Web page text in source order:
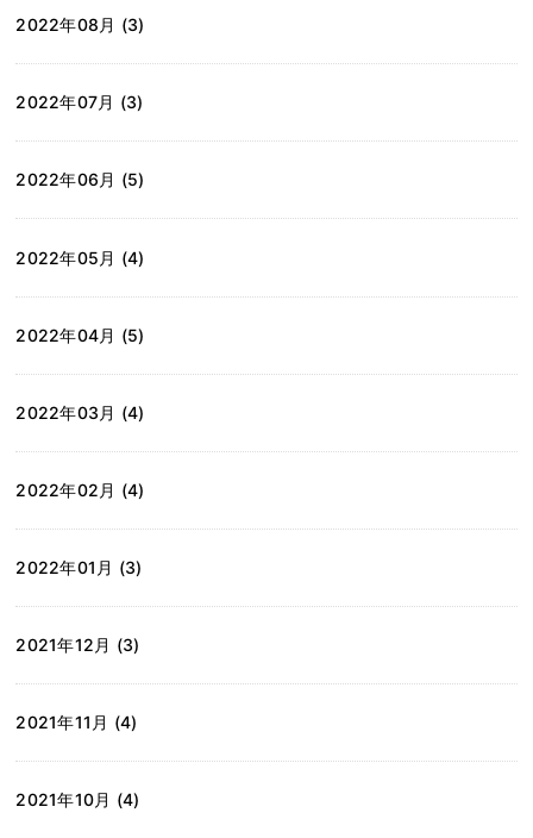
2022年08月 (3)
2022年07月 (3)
2022年06月 (5)
2022年05月 (4)
2022年04月 (5)
2022年03月 (4)
2022年02月 (4)
2022年01月 (3)
2021年12月 (3)
2021年11月 (4)
2021年10月 (4)